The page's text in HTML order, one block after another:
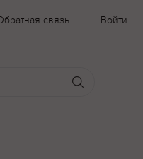
связь Войти